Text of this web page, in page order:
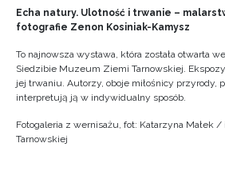
Echa natury. Ulotność i trwanie –
fotografie Zenon Kosiniak-Kamysz
To najnowsza wystawa, która została otwarta
Siedzibie Muzeum Ziemi Tarnowskiej.
jej trwaniu. Autorzy, oboje miłośnicy przyrody,
interpretują ją w indywidualny sposób.
Fotogaleria z wernisażu, fot: Katarzyna Małek
Tarnowskiej